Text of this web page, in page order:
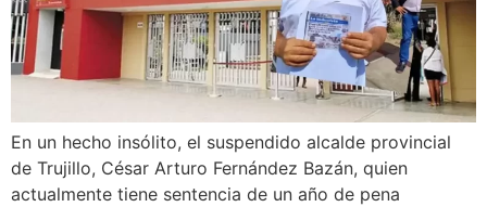
En un hecho insólito, el suspendido alcalde provincial
de Trujillo, César Arturo Fernández Bazán, quien
actualmente tiene sentencia de un año de pena